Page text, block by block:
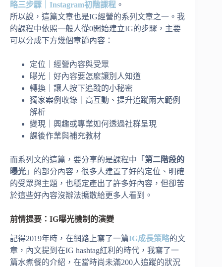
略三步驟｜Instagram初階課程 。
所以說，這篇文章也是IG經營的系列文章之一。我
的課程中依照一般人從0開始建立IG的步驟，主要
可以分成下方幾個章節內容：
定位｜經營內容與受眾
曝光｜好內容要怎麼讓別人知道
轉換｜讓人按下追蹤的小秘密
獨家案例收錄｜高互動、提升追蹤兩大範例
解析
變現｜興趣或專業如何透過社群呈現
課後作業與補充教材
而系列文的這篇，要分享的是課程中「 第二階段的
曝光 」的部分內容，很多人建置了好的定位、明確
的受眾與主題，也穩定產出了許多好內容，但卻苦
於這些好內容沒辦法擴散給更多人看到。
前情提要： IG曝光機制的演變
記得2019年時，在網路上寫了一篇IG成長策略的文
章，內文提到在IG hashtag紅利的時代，我寫了一
篇水煮餐的介紹，在當時尚未滿200人追蹤的狀況